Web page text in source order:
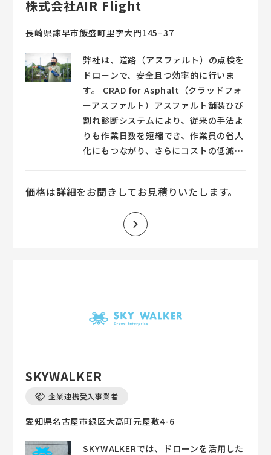
は、近畿発明表彰にて発明奨励賞を得
れているものです。
株式会社AIR Flight
長崎県諫早市飯盛町里字大門145−37
弊社は、道路（アスファルト）の点検を
ドローンで、安全且つ効率的に行いま
す。 CRAD for Asphalt（クラッドフォ
ーアスファルト）アスファルト舗装ひび
割れ診断システムにより、従来の手法よ
りも作業日数を短縮でき、作業員の省人
化にもつながり、さらにコストの低減を
②舗装修繕後の調査として、補修箇所の
数量算出を行います。 道路舗装面のみ
ならず、さまざまな場所で活用可能で
価格は詳細をお聞きしてお見積りいたします。
SKYWALKER
企業連携受入事業者
愛知県名古屋市緑区大高町元屋敷4-6
SKYWALKERでは、ドローンを活用した